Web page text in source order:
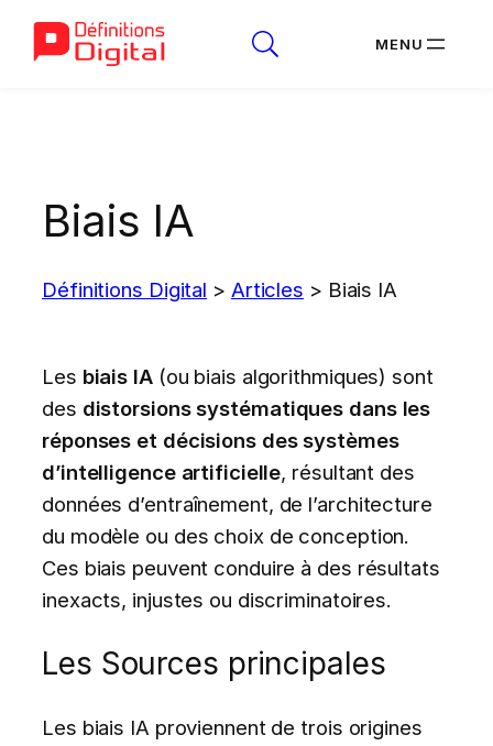
Biais IA
Définitions Digital > Articles > Biais IA
Les biais IA(ou biais algorithmiques) sont
des distorsions systématiques dans les
réponses et décisions des systèmes
d’intelligence artificielle, résultant des
données d’entraînement, de l’architecture
du modèle ou des choix de conception.
Ces biais peuvent conduire à des résultats
inexacts, injustes ou discriminatoires.
Les Sources principales
Les biais IA proviennent de trois origines